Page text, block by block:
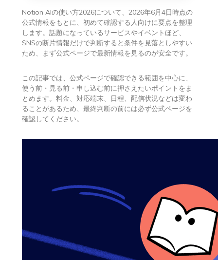
Notion AIの使い方2026について、2026年6月4日時点の
公式情報をもとに、初めて確認する人向けに要点を整理
します。話題になっているサービスやイベントほど、
SNSの断片情報だけで判断すると条件を見落としやすい
ため、まず公式ページで最新情報を見るのが安全です。
この記事では、公式ページで確認できる範囲を中心に、
使う前・見る前・申し込む前に押さえたいポイントをま
とめます。料金、対応端末、日程、配信状況などは変わ
ることがあるため、最終判断の前には必ず公式ページを
確認してください。